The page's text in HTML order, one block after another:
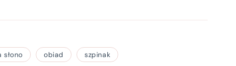
słono obiad szpinak